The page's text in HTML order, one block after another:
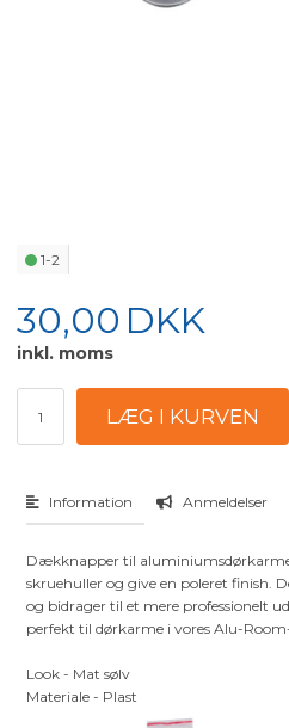
1-2
30,00 DKK
inkl. moms
Information Anmeldelser
Dækknapper til
skruehuller og give en poleret finish.
og bidrager til et mere professionelt
perfekt til dørkarme i vores Alu-
Look - Mat sølv
Materiale - Plast